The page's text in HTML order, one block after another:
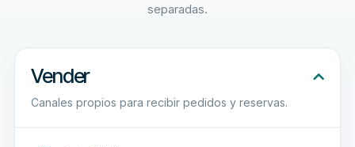
separadas.
Vender
Canales propios para recibir pedidos y reservas.